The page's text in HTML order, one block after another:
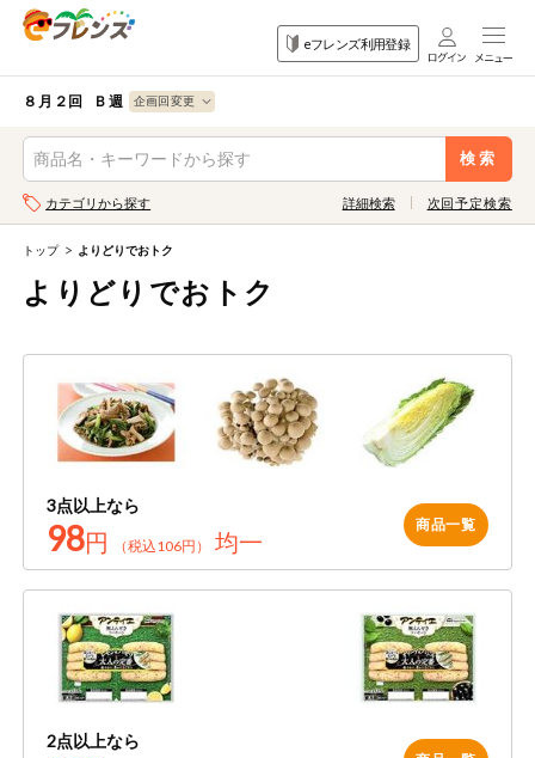
eフレンズ利用登録
ログイン
生協加入はこちら
先着限定
お気に入り注文
注文履歴注文
WEBカタログ
８月２回 Ｂ週
検索
食品
から探す
目的
から探す
果物
野菜
肉・ハム・ソ
ーセージ
魚介・加工品
卵・牛乳・乳
製品
パン・ジャム
豆腐・納豆・
冷蔵おかず
冷凍食品
果物すべて
カテゴリから探す 詳細検索
検索条件を指定してください。全項目に条件を指定しなくて
も検索できます。
キーワード
キーワードをすべて含む
メーカー名
カテゴリ
特価情報
次回予定検索
トップ よりどりでおトク
よりどりでおトク
3点以上なら
98円 （税込106円） 均一
商品一覧
2点以上なら